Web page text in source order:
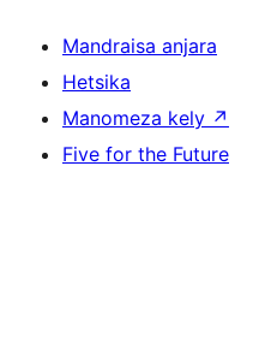
Mandraisa anjara
Hetsika
Manomeza kely ↗
Five for the Future